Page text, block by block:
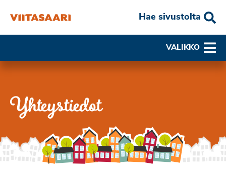
Hae sivustolta
VALIKKO
Yhteystiedot